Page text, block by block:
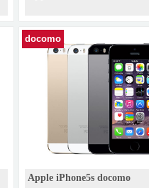
docomo
Apple iPhone5s docomo